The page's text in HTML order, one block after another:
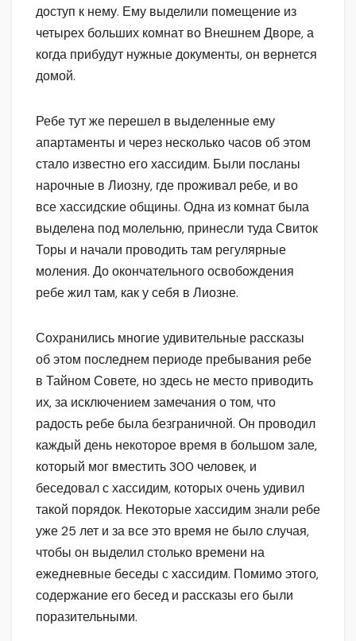
доступ к нему. Ему выделили помещение из
четырех больших комнат во Внешнем Дворе, а
когда прибудут нужные документы, он вернется
домой.
Ребе тут же перешел в выделенные ему
апартаменты и через несколько часов об этом
стало известно его хассидим. Были посланы
нарочные в Лиозну, где проживал ребе, и во
все хассидские общины. Одна из комнат была
выделена под молельню, принесли туда Свиток
Торы и начали проводить там регулярные
моления. До окончательного освобождения
ребе жил там, как у себя в Лиозне.
Сохранились многие удивительные рассказы
об этом последнем периоде пребывания ребе
в Тайном Совете, но здесь не место приводить
их, за исключением замечания о том, что
радость ребе была безграничной. Он проводил
каждый день некоторое время в большом зале,
который мог вместить 300 человек, и
беседовал с хассидим, которых очень удивил
такой порядок. Некоторые хассидим знали ребе
уже 25 лет и за все это время не было случая,
чтобы он выделил столько времени на
ежедневные беседы с хассидим. Помимо этого,
содержание его бесед и рассказы его были
поразительными.